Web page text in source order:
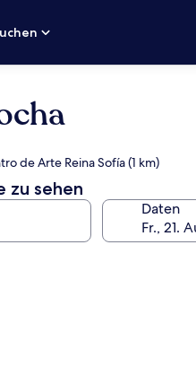
de Arte Reina Sofía (1 km)
zu sehen
Daten